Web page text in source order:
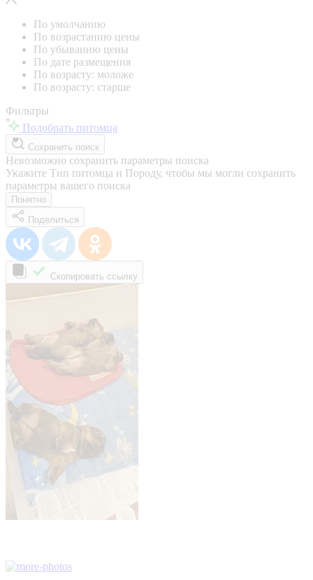
По умолчанию
По возрастанию цены
По убыванию цены
По дате размещения
По возрасту: моложе
По возрасту: старше
Фильтры
Подобрать питомца
Сохранить поиск
Невозможно сохранить параметры поиска
Укажите Тип питомца и Породу, чтобы мы могли сохранить
параметры вашего поиска
Понятно
Поделиться
Скопировать ссылку